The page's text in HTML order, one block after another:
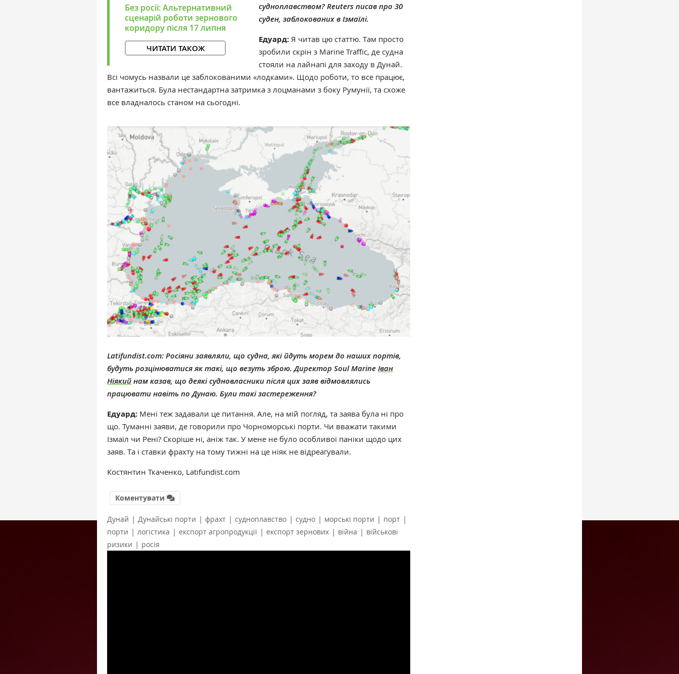
Без росії: Альтернативний
сценарій роботи зернового
коридору після 17 липня
ЧИТАТИ ТАКОЖ
судноплавством? Reuters писав про 30
суден, заблокованих в Ізмаїлі.
Едуард: Я читав цю статтю. Там просто
зробили скрін з Marine Traffic, де судна
стояли на лайнапі для заходу в Дунай.
Всі чомусь назвали це заблокованими «лодками». Щодо роботи, то все працює,
вантажиться. Була нестандартна затримка з лоцманами з боку Румунії, та схоже
все владналось станом на сьогодні.
Latifundist.com:Росіяни заявляли, що судна, які йдуть морем до наших портів,
будуть розцінюватися як такі, що везуть зброю.Директор Soul MarineІван
Ніякийнам казав, що деякі судновласники після цих заяв відмовлялись
працювати навіть по Дунаю. Були такі застереження?
Едуард: Мені теж задавали це питання. Але, на мій погляд, та заява була ні про
що. Туманні заяви, де говорили про Чорноморські порти. Чи вважати такими
Ізмаїл чи Рені? Скоріше ні, аніж так. У мене не було особливої паніки щодо цих
заяв. Та і ставки фрахту на тому тижні на це ніяк не відреагували.
Костянтин Ткаченко, Latifundist.com
Коментувати
Дунай | Дунайські порти | фрахт | судноплавство | судно | морські порти | порт |
порти | логістика | експорт агропродукції | експорт зернових | війна | військові
ризики | росія